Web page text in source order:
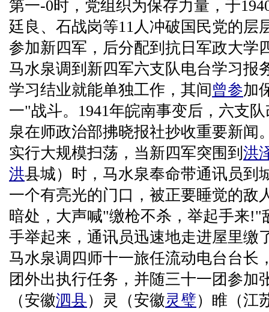
第一-0时，党组织为保存力量，于
廷良、石战岗等11人冲破国民党的层
参加新四军，后分配到抗日军政大学
马水泉调到新四军六支队电台学习报
学习结业就能单独工作，其间 曾参加
一"战斗。1941年皖南事变后，六支
泉在师政治部拂晓报社抄收重要新闻
实行大规模扫荡，当新四军突围到 洪
洪县城）时，马水泉奉命带通讯员到
一个有亮光的门口，被正要睡觉的敌
暗处，大声喊"缴枪不杀，举起手来!"
手举起来，通讯员迅速地走进屋里缴
马水泉调四师十一旅任流动电台台长
团外出执行任务，并随三十一团参加
（安徽泗县）灵（安徽灵璧）睢（江